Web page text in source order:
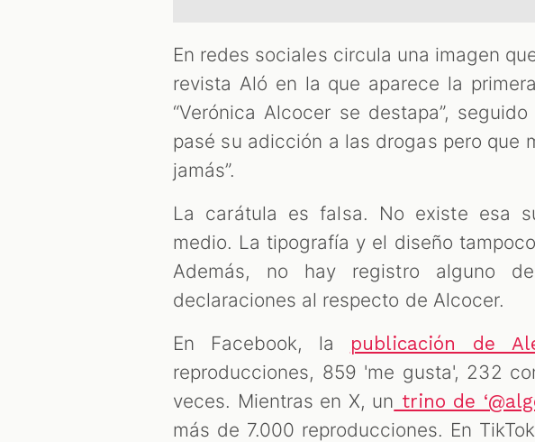
En redes sociales circula una imagen
revista Aló en la que aparece la
“Verónica Alcocer se destapa”,
pasé su adicción a las drogas pero que
jamás”.
La carátula es falsa. No existe esa
medio. La tipografía y el diseño
Además, no hay registro alguno
declaraciones al respecto de Alcocer.
En Facebook, la
publicación de
reproducciones, 859 'me gusta', 232
veces. Mientras en X, un trino de
más de 7.000 reproducciones. En